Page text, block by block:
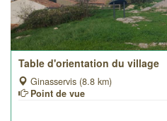
Table d'orientation du village
Ginasservis (8.8 km)
Point de vue